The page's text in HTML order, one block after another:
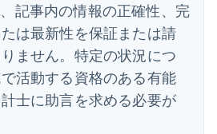
記事内の情報の正確性、完
は最新性を保証または請
ません。特定の状況につ
活動する資格のある有能
士に助言を求める必要が